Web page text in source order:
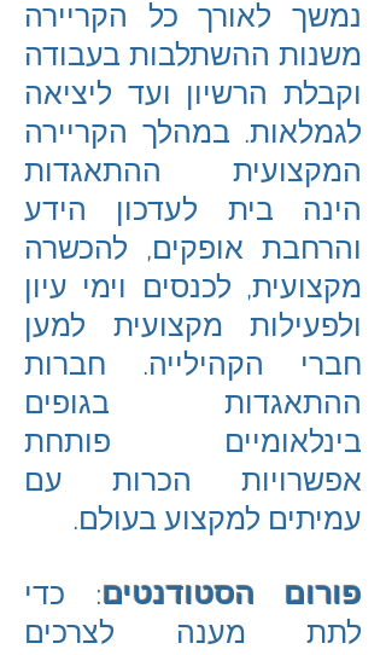
נמשך לאורך כל הקריירה
משנות ההשתלבות בעבודה
וקבלת הרשיון ועד ליציאה
לגמלאות. במהלך הקריירה
המקצועית ההתאגדות
הינה בית לעדכון הידע
והרחבת אופקים, להכשרה
מקצועית, לכנסים וימי עיון
ולפעילות מקצועית למען
חברי הקהילייה. חברות
ההתאגדות בגופים
בינלאומיים פותחת
אפשרויות הכרות עם
עמיתים למקצוע בעולם.
פורום הסטודנטים: כדי
לתת מענה לצרכים